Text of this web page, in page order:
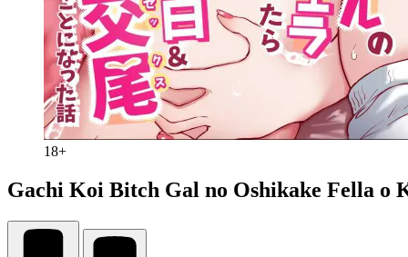
18+
Gachi Koi Bitch Gal no Oshikake Fella o